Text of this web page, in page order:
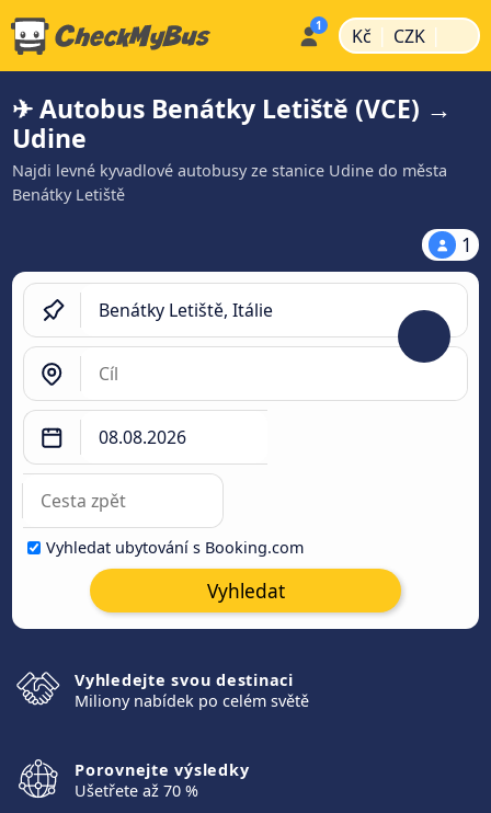
Kč | CZK |
✈ Autobus Benátky Letiště (VCE) →
Udine
Najdi levné kyvadlové autobusy ze stanice Udine do města
Benátky Letiště
1
Vyhledat ubytování s Booking.com
Vyhledat
Vyhledejte svou destinaci
Miliony nabídek po celém světě
Porovnejte výsledky
Ušetřete až 70 %